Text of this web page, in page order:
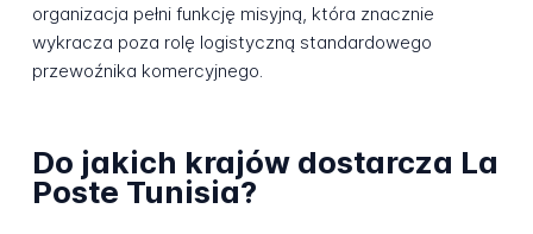
organizacja pełni funkcję misyjną, która znacznie
wykracza poza rolę logistyczną standardowego
przewoźnika komercyjnego.
Do jakich krajów dostarcza La
Poste Tunisia?